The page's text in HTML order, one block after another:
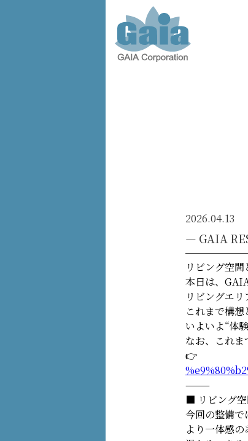
2026.04.13
― GAIA
リビング空
本日は、
リビングエリ
これまで構想
いよいよ“体
なお、これま
⸻
■ リビング
今回の整備で
より一体感の